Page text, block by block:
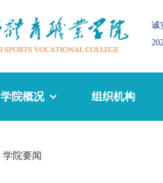
诚
学院概况 组织机构
学院要闻